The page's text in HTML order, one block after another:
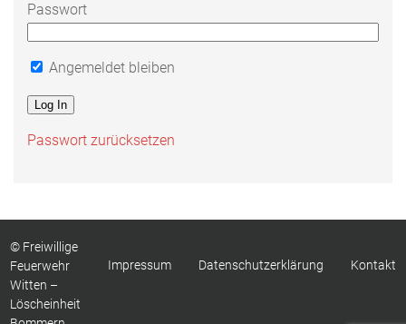
Passwort
Angemeldet bleiben
Passwort zurücksetzen
© Freiwillige
Feuerwehr
Witten –
Löscheinheit
Impressum Datenschutzerklärung Kontakt